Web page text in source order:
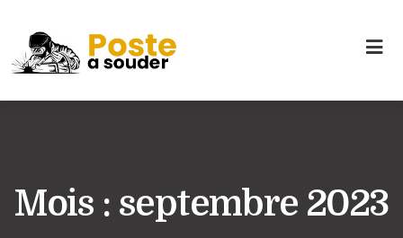
Mois : septembre 2023